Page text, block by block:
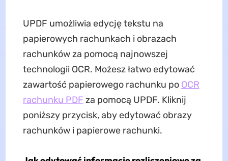
UPDF umożliwia edycję tekstu na
papierowych rachunkach i obrazach
rachunków za pomocą najnowszej
technologii OCR. Możesz łatwo edytować
zawartość papierowego rachunku po OCR
rachunku PDF za pomocą UPDF. Kliknij
poniższy przycisk, aby edytować obrazy
rachunków i papierowe rachunki.